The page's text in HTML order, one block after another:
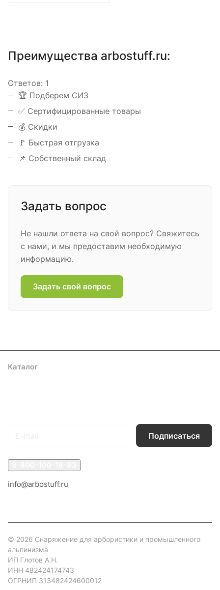
Преимущества arbostuff.ru:
Ответов: 1
️🏆 Подберем СИЗ
✅ Сертифицированные товары
💰 Скидки
🚩 Быстрая отгрузка
📌 Собственный склад
Задать вопрос
Не нашли ответа на свой вопрос? Свяжитесь
с нами, и мы предоставим необходимую
информацию.
Задать свой вопрос
Каталог
Подписаться
info@arbostuff.ru
© 2026 Снаряжение для арбористики и промышленного
альпинизма
ИП Глотов А.Н.
ИНН 482424174743
ОГРНИП 313482424600012